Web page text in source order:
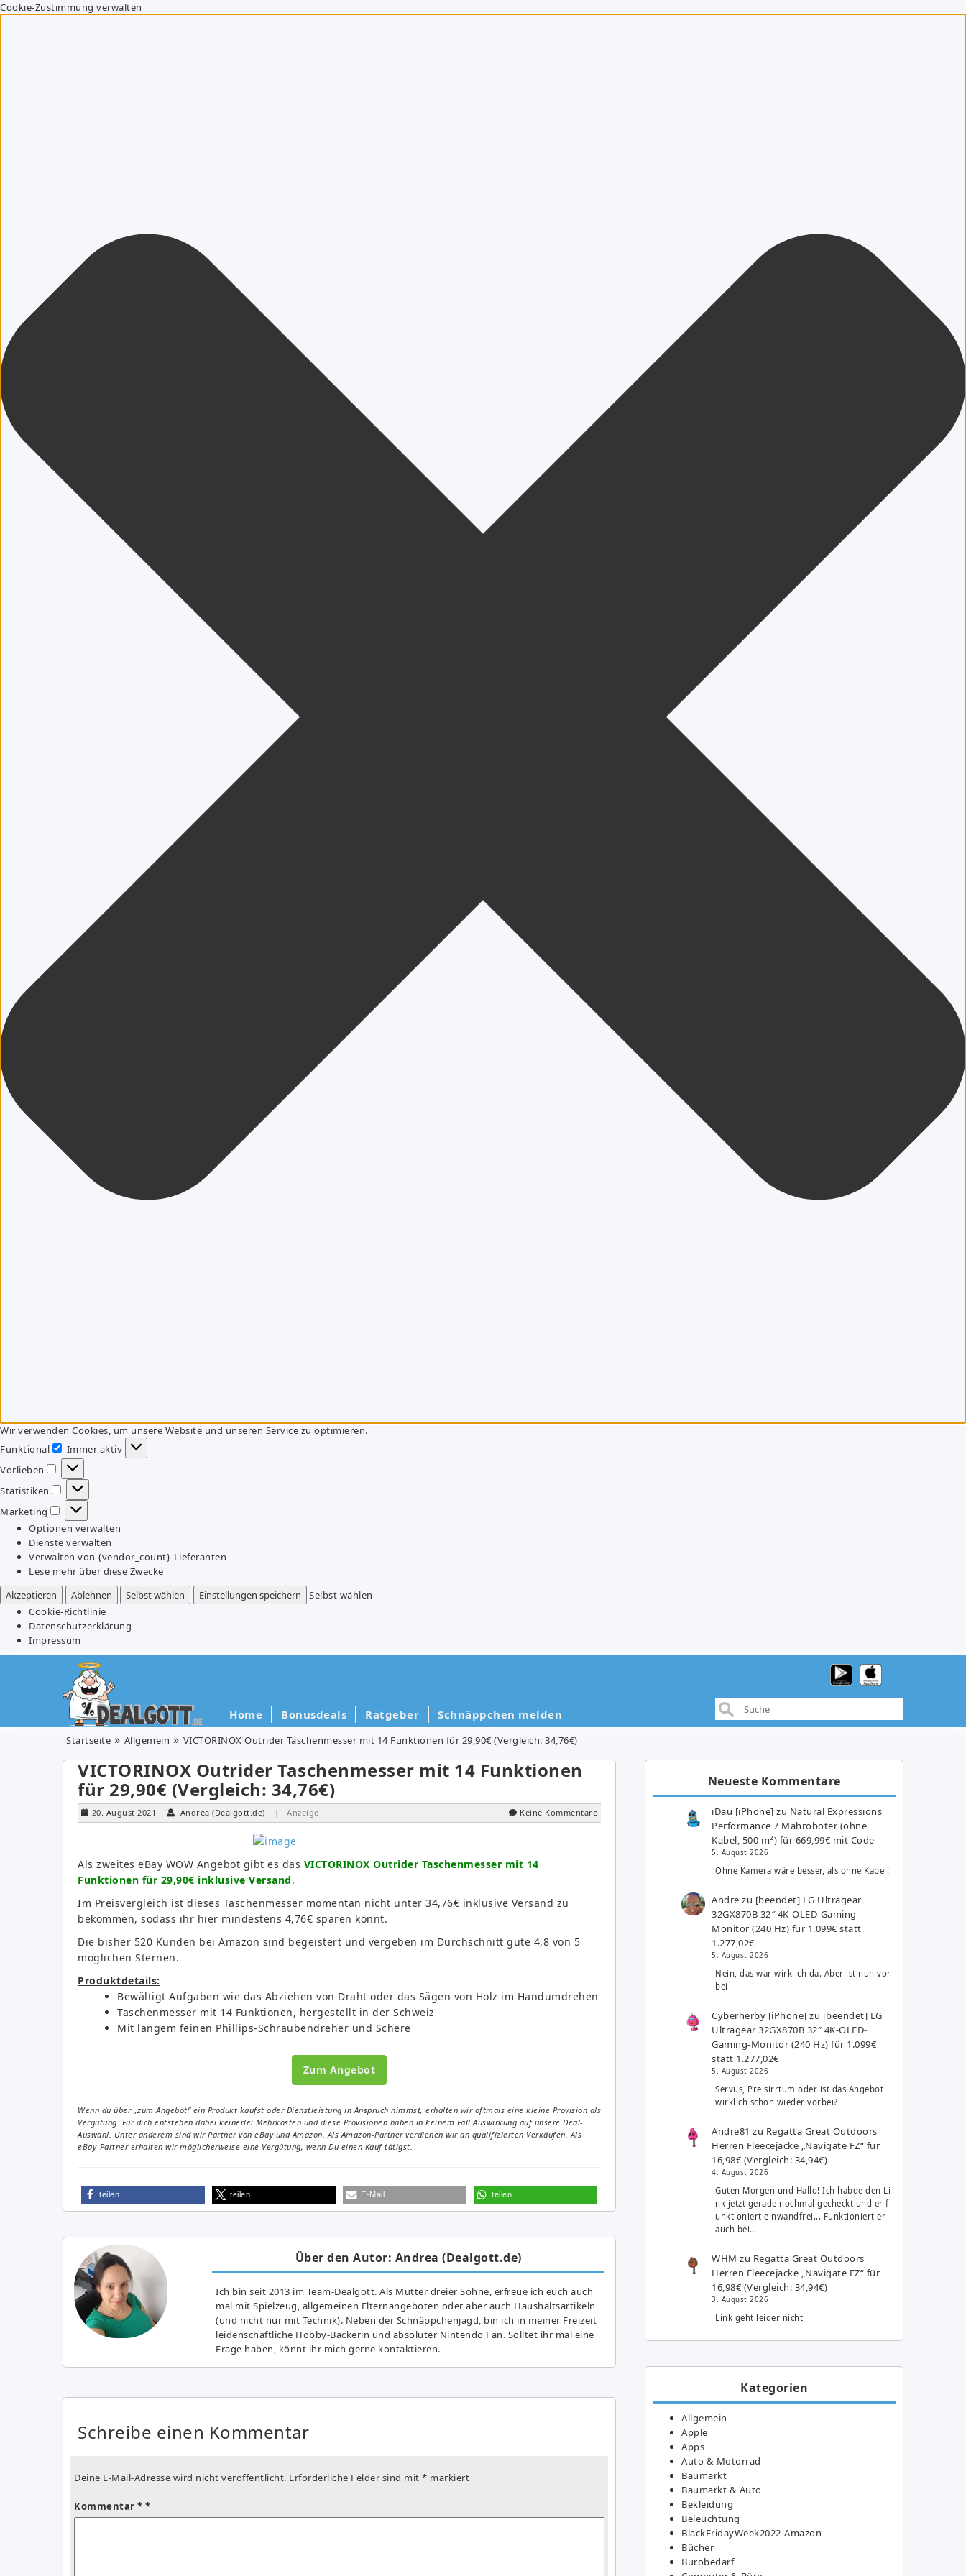
Cookie-Zustimmung verwalten
Wir verwenden Cookies, um unsere Website und unseren Service zu optimieren.
Funktional
Funktional
Immer aktiv
Vorlieben
Vorlieben
Statistiken
Statistiken
Marketing
Marketing
Optionen verwalten
Dienste verwalten
Verwalten von {vendor_count}-Lieferanten
Lese mehr über diese Zwecke
Akzeptieren
Ablehnen Selbst wählen Einstellungen speichern
Selbst wählen
Cookie-Richtlinie
Datenschutzerklärung
Impressum
Home Bonusdeals Ratgeber Schnäppchen melden
Startseite Allgemein VICTORINOX Outrider Taschenmesser mit 14 Funktionen für 29,90€ (Vergleich: 34,76€)
VICTORINOX Outrider Taschenmesser mit 14 Funktionen
für 29,90€ (Vergleich: 34,76€)
20. August 2021 Andrea (Dealgott.de) | Anzeige Keine Kommentare
Als zweites eBay WOW Angebot gibt es das VICTORINOX Outrider Taschenmesser mit 14
Funktionen für 29,90€ inklusive Versand.
Im Preisvergleich ist dieses Taschenmesser momentan nicht unter 34,76€ inklusive Versand zu
bekommen, sodass ihr hier mindestens 4,76€ sparen könnt.
Die bisher 520 Kunden bei Amazon sind begeistert und vergeben im Durchschnitt gute 4,8 von 5
möglichen Sternen.
Produktdetails:
Bewältigt Aufgaben wie das Abziehen von Draht oder das Sägen von Holz im Handumdrehen
Taschenmesser mit 14 Funktionen, hergestellt in der Schweiz
Mit langem feinen Phillips-Schraubendreher und Schere
Zum Angebot
Wenn du über „zum Angebot“ ein Produkt kaufst oder Dienstleistung in Anspruch nimmst, erhalten wir oftmals eine kleine Provision als
Vergütung. Für dich entstehen dabei keinerlei Mehrkosten und diese Provisionen haben in keinem Fall Auswirkung auf unsere Deal-
Auswahl. Unter anderem sind wir Partner von eBay und Amazon. Als Amazon-Partner verdienen wir an qualifizierten Verkäufen. Als
eBay-Partner erhalten wir möglicherweise eine Vergütung, wenn Du einen Kauf tätigst.
teilen teilen E-Mail teilen
Über den Autor: Andrea (Dealgott.de)
Ich bin seit 2013 im Team-Dealgott. Als Mutter dreier Söhne, erfreue ich euch auch
mal mit Spielzeug, allgemeinen Elternangeboten oder aber auch Haushaltsartikeln
(und nicht nur mit Technik). Neben der Schnäppchenjagd, bin ich in meiner Freizeit
leidenschaftliche Hobby-Bäckerin und absoluter Nintendo Fan. Solltet ihr mal eine
Frage haben, könnt ihr mich gerne kontaktieren.
Schreibe einen Kommentar
Deine E-Mail-Adresse wird nicht veröffentlicht. Erforderliche Felder sind mit * markiert
Kommentar *
Neueste Kommentare
iDau [iPhone] zu Natural Expressions
Performance 7 Mähroboter (ohne
Kabel, 500 m²) für 669,99€ mit Code
5. August 2026
Ohne Kamera wäre besser, als ohne Kabel!
Andre zu [beendet] LG Ultragear
32GX870B 32″ 4K-OLED-Gaming-
Monitor (240 Hz) für 1.099€ statt
1.277,02€
5. August 2026
Nein, das war wirklich da. Aber ist nun vor
bei
Cyberherby [iPhone] zu [beendet] LG
Ultragear 32GX870B 32″ 4K-OLED-
Gaming-Monitor (240 Hz) für 1.099€
statt 1.277,02€
5. August 2026
Servus, Preisirrtum oder ist das Angebot
wirklich schon wieder vorbei?
Andre81 zu Regatta Great Outdoors
Herren Fleecejacke „Navigate FZ“ für
16,98€ (Vergleich: 34,94€)
4. August 2026
Guten Morgen und Hallo! Ich habde den Li
nk jetzt gerade nochmal gecheckt und er f
unktioniert einwandfrei... Funktioniert er
auch bei…
WHM zu Regatta Great Outdoors
Herren Fleecejacke „Navigate FZ“ für
16,98€ (Vergleich: 34,94€)
3. August 2026
Link geht leider nicht
Kategorien
Allgemein
Apple
Apps
Auto & Motorrad
Baumarkt
Baumarkt & Auto
Bekleidung
Beleuchtung
BlackFridayWeek2022-Amazon
Bücher
Bürobedarf